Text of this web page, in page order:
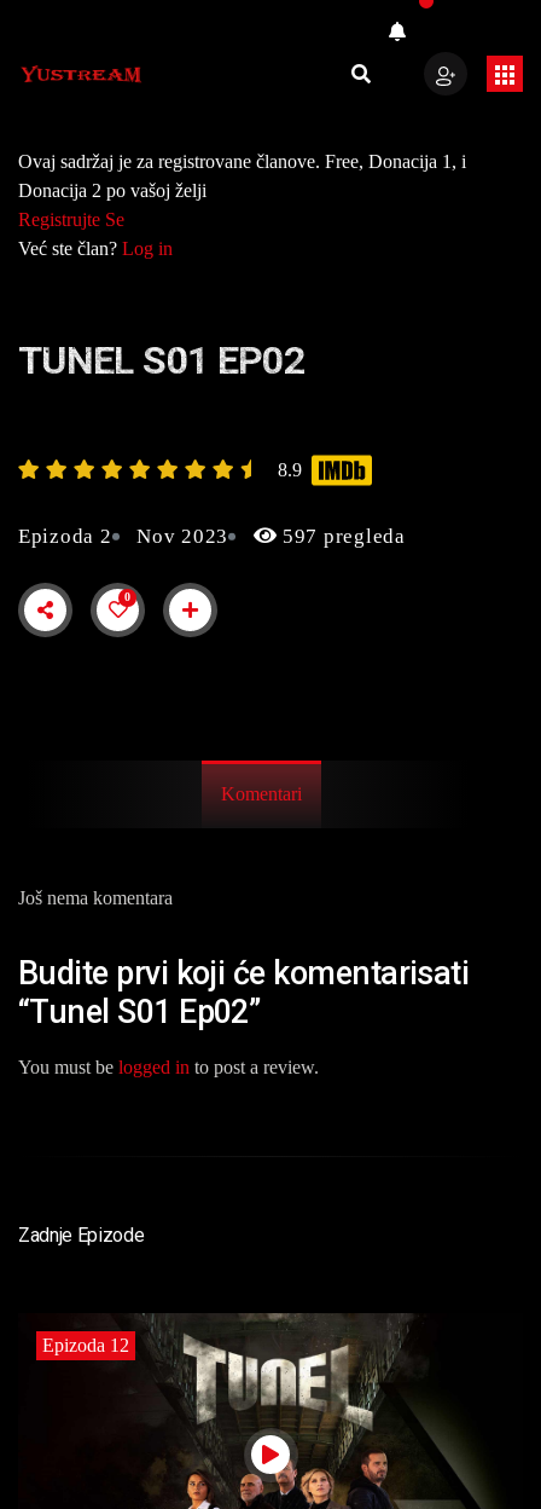
Ovaj sadržaj je za registrovane članove. Free, Donacija 1, i
Donacija 2 po vašoj želji
Registrujte Se
Već ste član? Log in
TUNEL S01 EP02
8.9
Epizoda 2 Nov 2023 597 pregleda
0
Komentari
Još nema komentara
Budite prvi koji će komentarisati
“Tunel S01 Ep02”
You must be logged in to post a review.
Zadnje Epizode
Epizoda 12